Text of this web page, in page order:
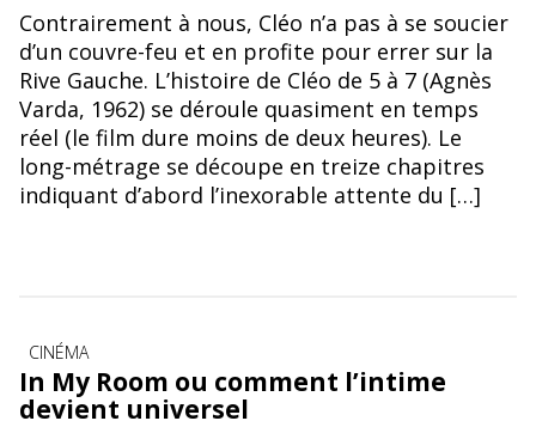
Cléo et son pianiste (Michel Legrand) ©Cléo 5 à 7, Agnès
Varda
Contrairement à nous, Cléo n’a pas à se soucier
d’un couvre-feu et en profite pour errer sur la
Rive Gauche. L’histoire de Cléo de 5 à 7 (Agnès
Varda, 1962) se déroule quasiment en temps
réel (le film dure moins de deux heures). Le
long-métrage se découpe en treize chapitres
indiquant d’abord l’inexorable attente du […]
Catégories
CINÉMA
In My Room ou comment l’intime
devient universel